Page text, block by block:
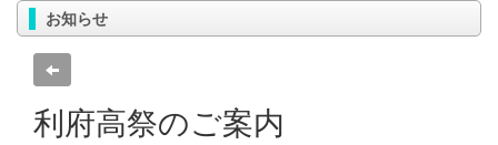
お知らせ
利府高祭のご案内